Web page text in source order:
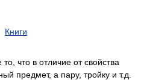
Книги
что в отличие от свойства
предмет, а пару, тройку и т.д.